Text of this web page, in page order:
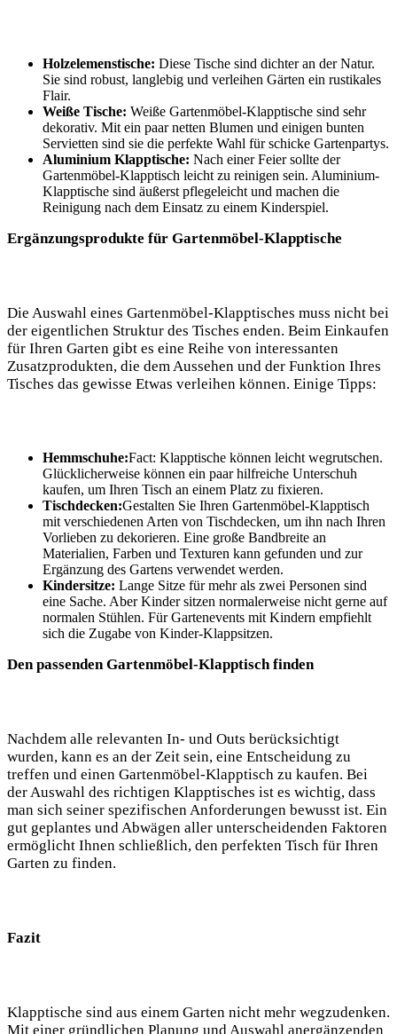
Holzelemenstische: Diese Tische sind dichter an der Natur.
Sie sind robust, langlebig und verleihen Gärten ein rustikales
Flair.
Weiße Tische: Weiße Gartenmöbel-Klapptische sind sehr
dekorativ. Mit ein paar netten Blumen und einigen bunten
Servietten sind sie die perfekte Wahl für schicke Gartenpartys.
Aluminium Klapptische: Nach einer Feier sollte der
Gartenmöbel-Klapptisch leicht zu reinigen sein. Aluminium-
Klapptische sind äußerst pflegeleicht und machen die
Reinigung nach dem Einsatz zu einem Kinderspiel.
Ergänzungsprodukte für Gartenmöbel-Klapptische
Die Auswahl eines Gartenmöbel-Klapptisches muss nicht bei
der eigentlichen Struktur des Tisches enden. Beim Einkaufen
für Ihren Garten gibt es eine Reihe von interessanten
Zusatzprodukten, die dem Aussehen und der Funktion Ihres
Tisches das gewisse Etwas verleihen können. Einige Tipps:
Hemmschuhe:Fact: Klapptische können leicht wegrutschen.
Glücklicherweise können ein paar hilfreiche Unterschuh
kaufen, um Ihren Tisch an einem Platz zu fixieren.
Tischdecken:Gestalten Sie Ihren Gartenmöbel-Klapptisch
mit verschiedenen Arten von Tischdecken, um ihn nach Ihren
Vorlieben zu dekorieren. Eine große Bandbreite an
Materialien, Farben und Texturen kann gefunden und zur
Ergänzung des Gartens verwendet werden.
Kindersitze: Lange Sitze für mehr als zwei Personen sind
eine Sache. Aber Kinder sitzen normalerweise nicht gerne auf
normalen Stühlen. Für Gartenevents mit Kindern empfiehlt
sich die Zugabe von Kinder-Klappsitzen.
Den passenden Gartenmöbel-Klapptisch finden
Nachdem alle relevanten In- und Outs berücksichtigt
wurden, kann es an der Zeit sein, eine Entscheidung zu
treffen und einen Gartenmöbel-Klapptisch zu kaufen. Bei
der Auswahl des richtigen Klapptisches ist es wichtig, dass
man sich seiner spezifischen Anforderungen bewusst ist. Ein
gut geplantes und Abwägen aller unterscheidenden Faktoren
ermöglicht Ihnen schließlich, den perfekten Tisch für Ihren
Garten zu finden.
Fazit
Klapptische sind aus einem Garten nicht mehr wegzudenken.
Mit einer gründlichen Planung und Auswahl anergänzenden